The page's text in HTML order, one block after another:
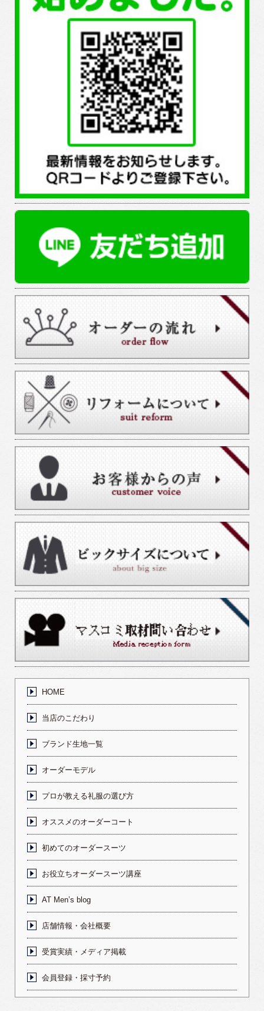
HOME
当店のこだわり
ブランド生地一覧
オーダーモデル
プロが教える礼服の選び方
オススメのオーダーコート
初めてのオーダースーツ
お役立ちオーダースーツ講座
AT Men’s blog
店舗情報・会社概要
受賞実績・メディア掲載
会員登録・採寸予約